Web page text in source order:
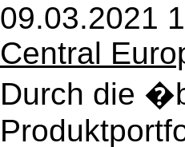
09.03.2021
Central
Durch die